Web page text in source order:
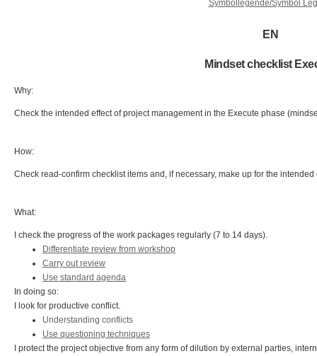
Symbollegende/Symbol
EN
Mindset checklist
Why:
Check the intended effect of project management in the Execute phase
How:
Check read-confirm checklist items and, if necessary, make up for the
What:
I check the progress of the work packages regularly (7 to 14 days).
Differentiate review from workshop
Carry out review
Use standard agenda
In doing so:
I look for productive conflict.
Understanding conflicts
Use questioning techniques
I protect the project objective from any form of dilution by external parties,